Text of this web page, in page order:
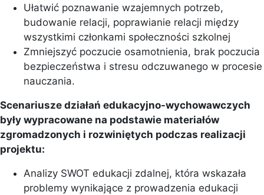
Ułatwić poznawanie wzajemnych potrzeb,
budowanie relacji, poprawianie relacji między
wszystkimi członkami społeczności szkolnej
Zmniejszyć poczucie osamotnienia, brak poczucia
bezpieczeństwa i stresu odczuwanego w procesie
nauczania.
Scenariusze działań edukacyjno-wychowawczych
były wypracowane na podstawie materiałów
zgromadzonych i rozwiniętych podczas realizacji
projektu:
Analizy SWOT edukacji zdalnej, która wskazała
problemy wynikające z prowadzenia edukacji